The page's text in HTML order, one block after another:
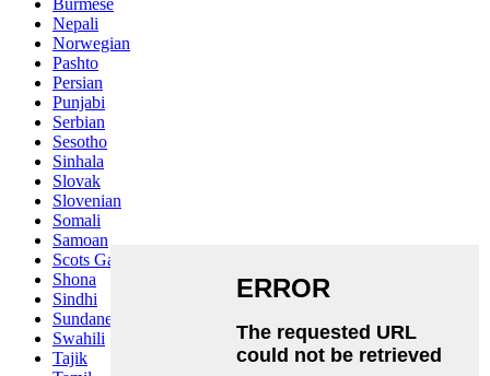
Nepali
Norwegian
Pashto
Persian
Punjabi
Serbian
Sesotho
Sinhala
Slovak
Slovenian
Somali
Samoan
Scots Gaelic
Shona
Sindhi
Sundanese
Swahili
Tajik